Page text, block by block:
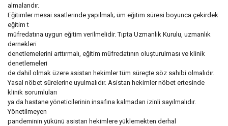
almalarıdır.
Eğitimler mesai saatlerinde yapılmalı; üm eğitim süresi boyunca çekirdek
eğitim t
müfredatına uygun eğitim verilmelidir. Tıpta Uzmanlık Kurulu, uzmanlık
dernekleri
denetlemelerini arttırmalı, eğitim müfredatının oluşturulması ve klinik
denetlemeleri
de dahil olmak üzere asistan hekimler tüm süreçte söz sahibi olmalıdır.
Yasal nöbet sürelerine uyulmalıdır. Asistan hekimler nöbet ertesinde
klinik sorumluları
ya da hastane yöneticilerinin insafına kalmadan izinli sayılmalıdır.
Yönetilmeyen
pandeminin yükünü asistan hekimlere yüklemekten derhal